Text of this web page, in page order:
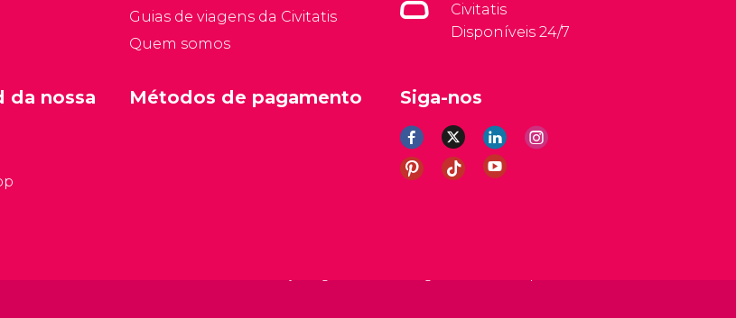
sempre cheia de gente
em busca de diversão.
Guias de viagens da Civitatis
Quem somos
Civitatis
Disponíveis 24/7
Siga-nos
da nossa
Métodos de pagamento